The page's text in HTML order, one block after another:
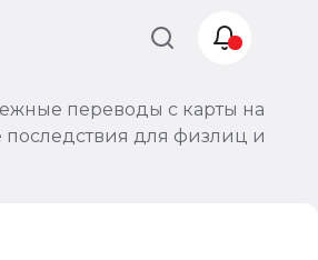
переводы с карты на
последствия для физлиц и